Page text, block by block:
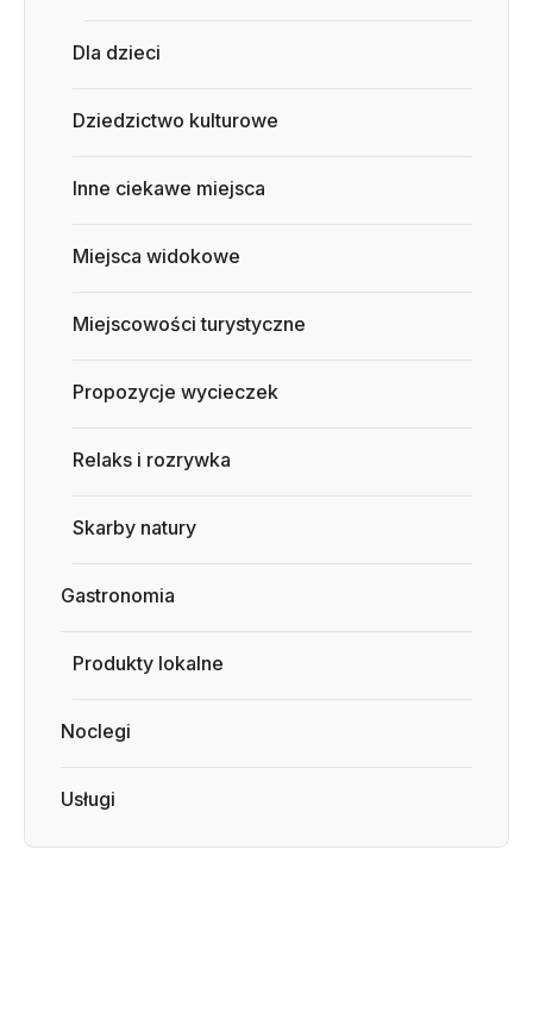
Dla dzieci
Dziedzictwo kulturowe
Inne ciekawe miejsca
Miejsca widokowe
Miejscowości turystyczne
Propozycje wycieczek
Relaks i rozrywka
Skarby natury
Gastronomia
Produkty lokalne
Noclegi
Usługi